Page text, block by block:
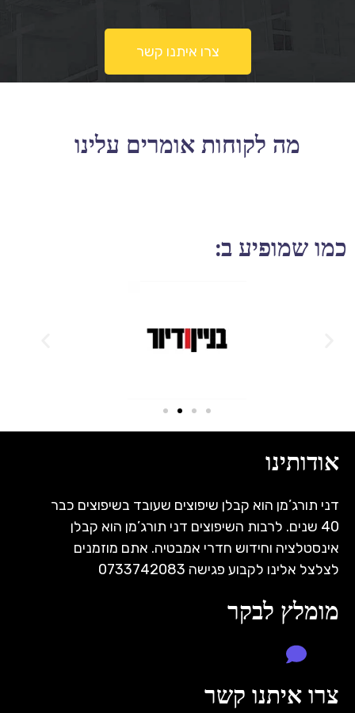
צרו איתנו קשר
מה לקוחות אומרים עלינו
כמו שמופיע ב:
אודותינו
דני תורג’מן הוא קבלן שיפוצים שעובד בשיפוצים כבר
40 שנים. לרבות השיפוצים דני תורג’מן הוא קבלן
אינסטלציה וחידוש חדרי אמבטיה. אתם מוזמנים
לצלצל אלינו לקבוע פגישה 0733742083
מומלץ לבקר
צרו איתנו קשר